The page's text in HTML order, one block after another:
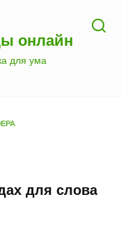
онлайн
для ума
для слова